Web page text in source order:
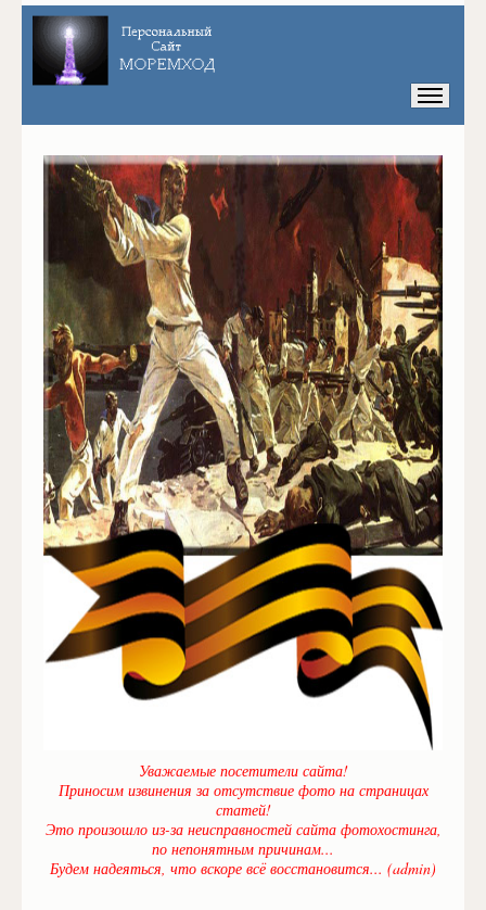
Уважаемые посетители сайта!
Приносим извинения за отсутствие фото на страницах
статей!
Это произошло из-за неисправностей сайта фотохостинга,
по непонятным причинам...
Будем надеяться, что вскоре всё восстановится... (admin)